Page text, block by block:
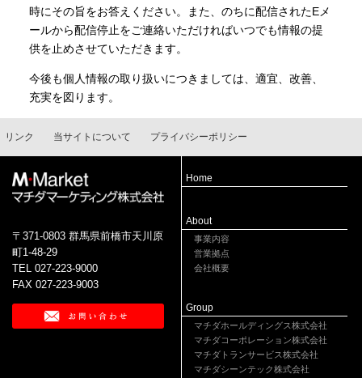
時にその旨をお答えください。また、のちに配信されたEメ
ールから配信停止をご連絡いただければいつでも情報の提
供を止めさせていただきます。
今後も個人情報の取り扱いにつきましては、適宜、改善、
充実を図ります。
リンク 当サイトについて プライバシーポリシー
〒371-0803 群馬県前橋市天川原
町1-48-29
TEL 027-223-9000
FAX 027-223-9003
Home
About
事業内容
営業拠点
会社概要
Group
マチダホールディングス株式会社
マチダコーポレーション株式会社
マチダトランサービス株式会社
マチダシーンテック株式会社